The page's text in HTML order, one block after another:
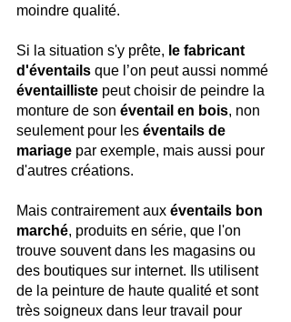
moindre qualité.
Si la situation s'y prête, le fabricant
d'éventails que l’on peut aussi nommé
éventailliste peut choisir de peindre la
monture de son éventail en bois, non
seulement pour les éventails de
mariage par exemple, mais aussi pour
d'autres créations.
Mais contrairement aux éventails bon
marché, produits en série, que l'on
trouve souvent dans les magasins ou
des boutiques sur internet. Ils utilisent
de la peinture de haute qualité et sont
très soigneux dans leur travail pour